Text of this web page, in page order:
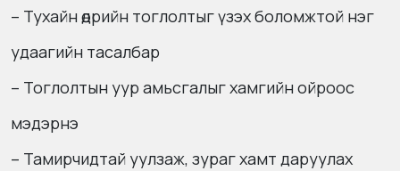
– Тухайн өдрийн тоглолтыг үзэх боломжтой нэг
удаагийн тасалбар
– Тоглолтын уур амьсгалыг хамгийн ойроос
мэдэрнэ
– Тамирчидтай уулзаж, зураг хамт даруулах